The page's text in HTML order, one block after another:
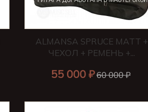
ALMANSA SPRUCE MATT +
ЧЕХОЛ + РЕМЕНЬ +...
55 000 ₽60 000 ₽